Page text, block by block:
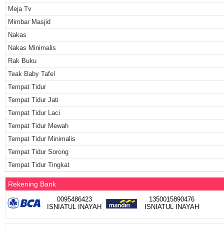
Meja Tv
Mimbar Masjid
Nakas
Nakas Minimalis
Rak Buku
Teak Baby Tafel
Tempat Tidur
Tempat Tidur Jati
Tempat Tidur Laci
Tempat Tidur Mewah
Tempat Tidur Minimalis
Tempat Tidur Sorong
Tempat Tidur Tingkat
Rekening Bank
0095486423
ISNIATUL INAYAH
1350015890476
ISNIATUL INAYAH